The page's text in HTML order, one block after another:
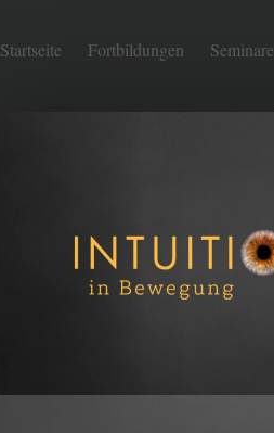
Startseite Fortbildungen Seminare